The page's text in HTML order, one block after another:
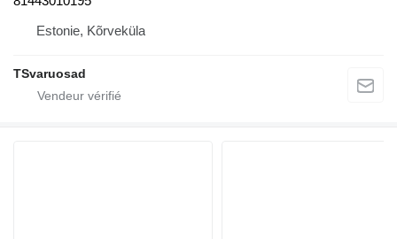
Estonie, Kõrveküla
TSvaruosad